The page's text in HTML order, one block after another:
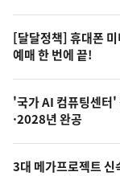
의
영
상
오
의
[달달정책] 휴대폰
예매 한 번에 끝!
'국가 AI 컴퓨팅센
·2028년 완공
3대 메가프로젝트